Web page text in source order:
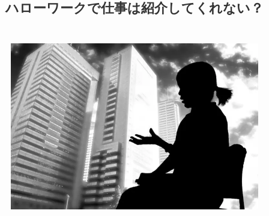
ハローワークで仕事は紹介してくれない？